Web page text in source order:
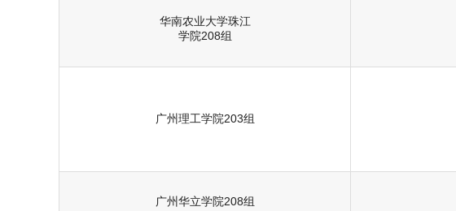
华南农业大学珠江
学院208组
广州理工学院203组
广州华立学院208组